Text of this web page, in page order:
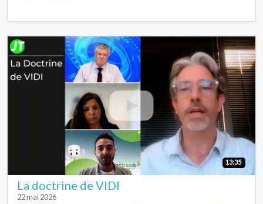
13:35
La doctrine de VIDI
22 mai 2026